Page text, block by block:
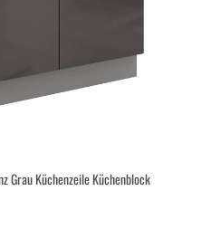
Grau Küchenzeile Küchenblock